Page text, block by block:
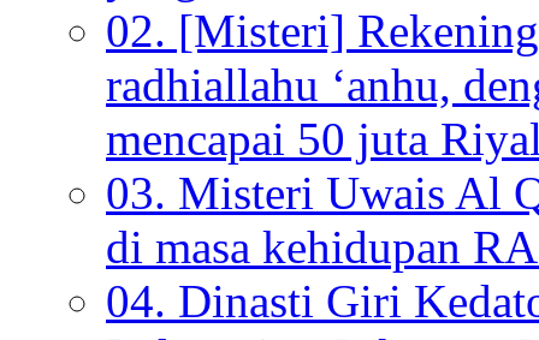
02. [Misteri]
radhiallahu ‘anhu,
mencapai 50 juta
03. Misteri Uwais Al
di masa kehidupan
04. Dinasti Giri